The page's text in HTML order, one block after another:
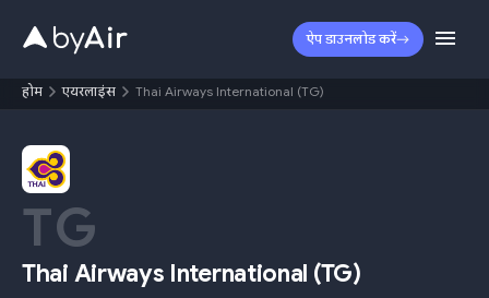
ऐप डाउनलोड करें
होम एयरलाइंस Thai Airways International (TG)
TG
Thai Airways International (TG)